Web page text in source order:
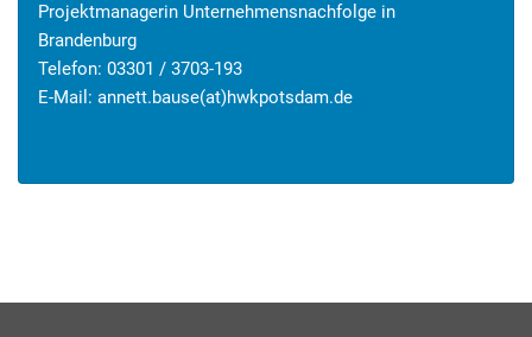
Projektmanagerin Unternehmensnachfolge in
Brandenburg
Telefon: 03301 / 3703-193
E-Mail: annett.bause(at)hwkpotsdam.de